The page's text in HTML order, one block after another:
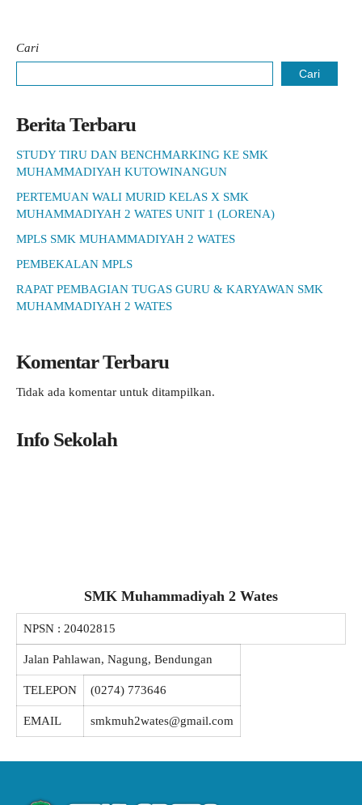
Cari
Cari
Berita Terbaru
STUDY TIRU DAN BENCHMARKING KE SMK
MUHAMMADIYAH KUTOWINANGUN
PERTEMUAN WALI MURID KELAS X SMK
MUHAMMADIYAH 2 WATES UNIT 1 (LORENA)
MPLS SMK MUHAMMADIYAH 2 WATES
PEMBEKALAN MPLS
RAPAT PEMBAGIAN TUGAS GURU & KARYAWAN SMK
MUHAMMADIYAH 2 WATES
Komentar Terbaru
Tidak ada komentar untuk ditampilkan.
Info Sekolah
SMK Muhammadiyah 2 Wates
NPSN : 20402815
Jalan Pahlawan, Nagung, Bendungan
TELEPON (0274) 773646
EMAIL smkmuh2wates@gmail.com